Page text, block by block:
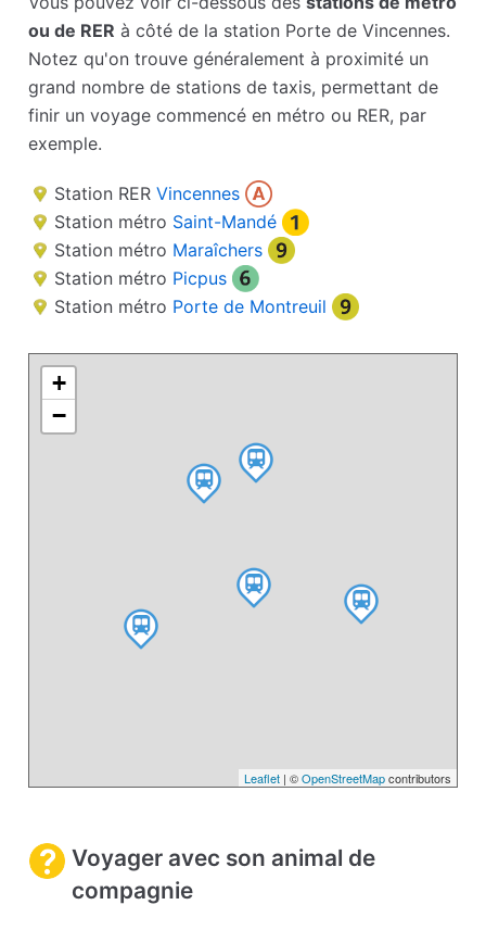
ou de RER à côté de la station Porte de Vincennes.
Notez qu'on trouve généralement à proximité un
grand nombre de stations de taxis, permettant de
finir un voyage commencé en métro ou RER, par
exemple.
Station RER Vincennes
Station métro Saint-Mandé
Station métro Maraîchers
Station métro Picpus
Station métro Porte de Montreuil
+
−
Leaflet| ©OpenStreetMapcontributors
Voyager avec son animal de
compagnie